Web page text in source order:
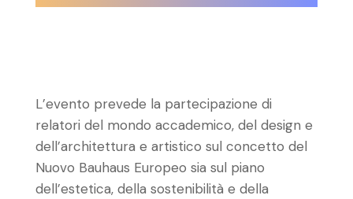
L’evento prevede la partecipazione di
relatori del mondo accademico, del design e
dell’architettura e artistico sul concetto del
Nuovo Bauhaus Europeo sia sul piano
dell’estetica, della sostenibilità e della